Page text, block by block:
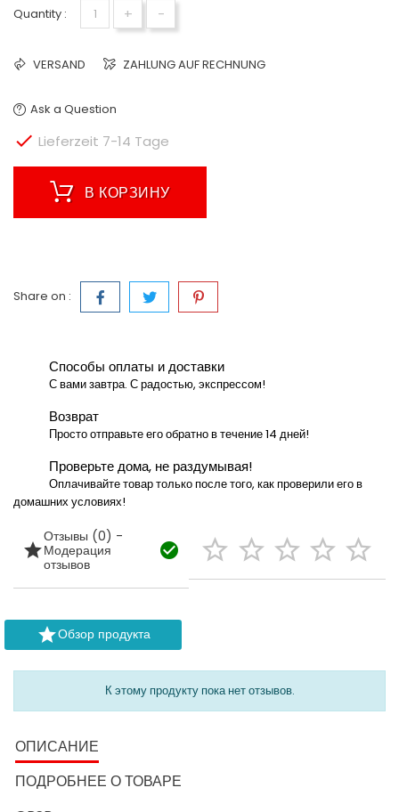
Quantity : + -
VERSAND ZAHLUNG AUF RECHNUNG
Ask a Question
 Lieferzeit 7-14 Tage
В КОРЗИНУ
Share on :
Способы оплаты и доставки
С вами завтра. С радостью, экспрессом!
Возврат
Просто отправьте его обратно в течение 14 дней!
Проверьте дома, не раздумывая!
Оплачивайте товар только после того, как проверили его в
домашних условиях!

Отзывы (0) -
Модерация
отзывов
     
Обзор продукта
К этому продукту пока нет отзывов.
ОПИСАНИЕ
ПОДРОБНЕЕ О ТОВАРЕ